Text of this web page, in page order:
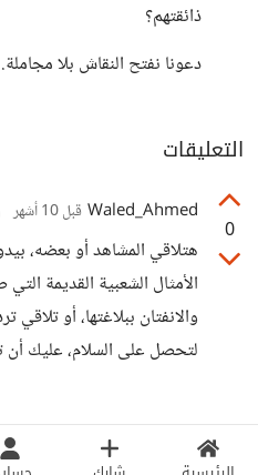
ذائقتهم؟
دعونا نفتح النقاش بلا مجاملة.
التعليقات
0
Waled_Ahmed قبل 10 أشهر
هتلاقي المشاهد أو بعضه،
الأمثال الشعبية القديمة
والانفتان ببلاغتها، أو
لتحصل على السلام، عليك